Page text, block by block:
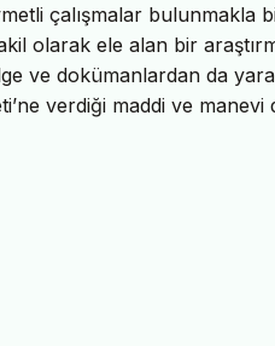
çalışmalar bulunmakla
olarak ele alan bir
ve dokümanlardan da
verdiği maddi ve